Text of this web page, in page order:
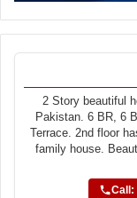
2 Story beautiful
Pakistan. 6 BR, 6
Terrace. 2nd floor
family house.
Call: